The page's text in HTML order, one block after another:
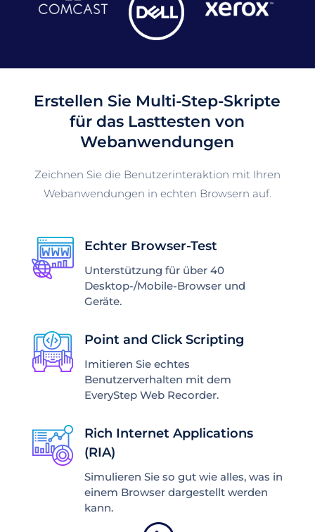
Erstellen Sie Multi-Step-Skripte
für das Lasttesten von
Webanwendungen
Zeichnen Sie die Benutzerinteraktion mit Ihren
Webanwendungen in echten Browsern auf.
Echter Browser-Test
Unterstützung für über 40
Desktop-/Mobile-Browser und
Geräte.
Point and Click Scripting
Imitieren Sie echtes
Benutzerverhalten mit dem
EveryStep Web Recorder.
Rich Internet Applications
(RIA)
Simulieren Sie so gut wie alles, was in
einem Browser dargestellt werden
kann.